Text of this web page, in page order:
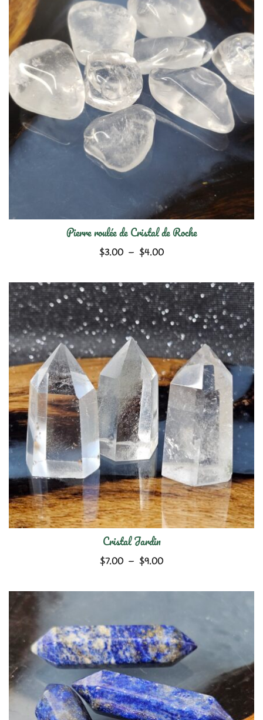
Pierre roulée de Cristal de Roche
$3.00 – $4.00Plage
prix :
$3.00
à
$4.00
Cristal Jardin
$7.00 – $9.00Plage
prix :
à
$9.00